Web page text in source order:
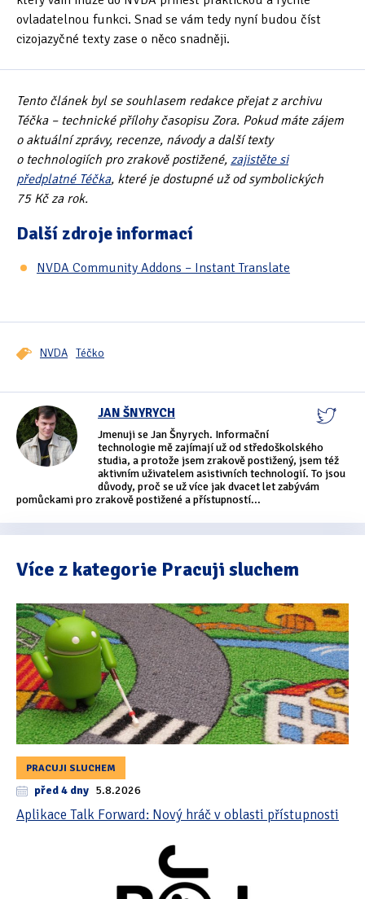
ovladatelnou funkci. Snad se vám tedy nyní budou číst
cizojazyčné texty zase o něco snadněji.
Tento článek byl se souhlasem redakce přejat z archivu
Téčka – technické přílohy časopisu Zora. Pokud máte zájem
o aktuální zprávy, recenze, návody a další texty
o technologiích pro zrakově postižené, zajistěte si
předplatné Téčka, které je dostupné už od symbolických
75 Kč za rok.
Další zdroje informací
NVDA Community Addons – Instant Translate
NVDA Téčko
JAN ŠNYRYCH
Jmenuji se Jan Šnyrych. Informační
technologie mě zajímají už od středoškolského
studia, a protože jsem zrakově postižený, jsem též
aktivním uživatelem asistivních technologií. To jsou
důvody, proč se už více jak dvacet let zabývám
pomůckami pro zrakově postižené a přístupností...
Více z kategorie Pracuji sluchem
PRACUJI SLUCHEM
před 4 dny 5.8.2026
Aplikace Talk Forward: Nový hráč v oblasti přístupnosti